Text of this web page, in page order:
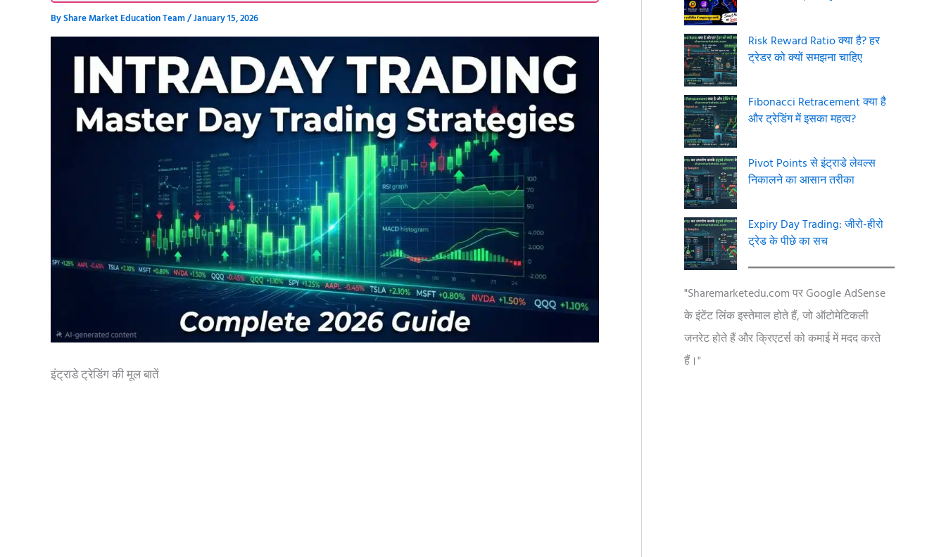
ByShare Market Education Team/January 15, 2026
इंट्राडे ट्रेडिंग की मूल बातें
Risk Reward Ratio क्या है? हर
ट्रेडर को क्यों समझना चाहिए
Fibonacci Retracement क्या है
और ट्रेडिंग में इसका महत्व?
Pivot Points से इंट्राडे लेवल्स
निकालने का आसान तरीका
Expiry Day Trading: जीरो-हीरो
ट्रेड के पीछे का सच
"Sharemarketedu.com पर Google AdSense
के इंटेंट लिंक इस्तेमाल होते हैं, जो ऑटोमेटिकली
जनरेट होते हैं और क्रिएटर्स को कमाई में मदद करते
हैं।"